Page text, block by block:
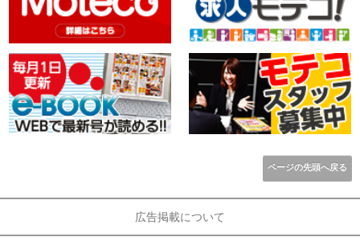
ページの先頭へ戻る
広告掲載について